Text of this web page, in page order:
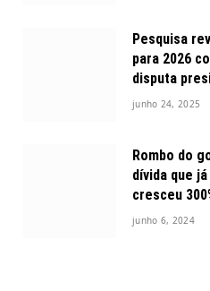
Pesquisa
para 2026
disputa
junho 24, 2025
Rombo do
dívida que
cresceu
junho 6, 2024